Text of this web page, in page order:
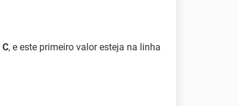
C, e este primeiro valor esteja na linha